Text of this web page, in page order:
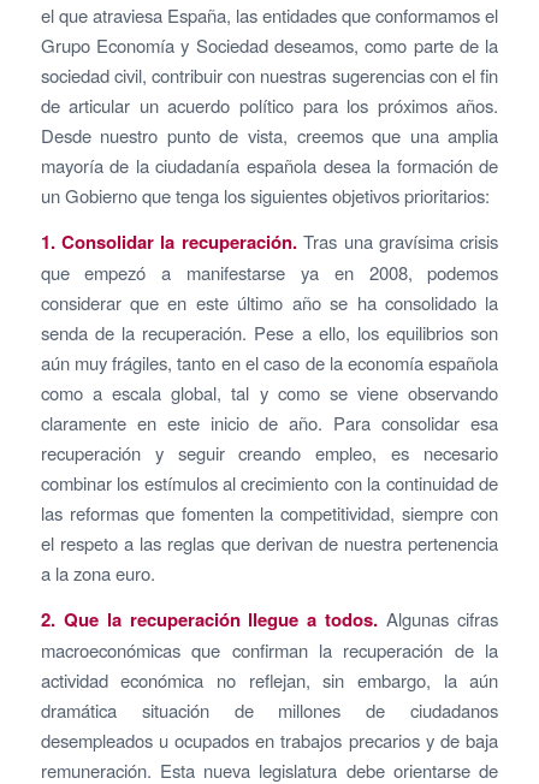
el que atraviesa España, las entidades que conformamos el
Grupo Economía y Sociedad deseamos, como parte de la
sociedad civil, contribuir con nuestras sugerencias con el fin
de articular un acuerdo político para los próximos años.
Desde nuestro punto de vista, creemos que una amplia
mayoría de la ciudadanía española desea la formación de
un Gobierno que tenga los siguientes objetivos prioritarios:
1. Consolidar la recuperación.Tras una gravísima crisis
que empezó a manifestarse ya en 2008, podemos
considerar que en este último año se ha consolidado la
senda de la recuperación. Pese a ello, los equilibrios son
aún muy frágiles, tanto en el caso de la economía española
como a escala global, tal y como se viene observando
claramente en este inicio de año. Para consolidar esa
recuperación y seguir creando empleo, es necesario
combinar los estímulos al crecimiento con la continuidad de
las reformas que fomenten la competitividad, siempre con
el respeto a las reglas que derivan de nuestra pertenencia
a la zona euro.
2. Que la recuperación llegue a todos. Algunas cifras
macroeconómicas que confirman la recuperación de la
actividad económica no reflejan, sin embargo, la aún
dramática situación de millones de ciudadanos
desempleados u ocupados en trabajos precarios y de baja
remuneración. Esta nueva legislatura debe orientarse de